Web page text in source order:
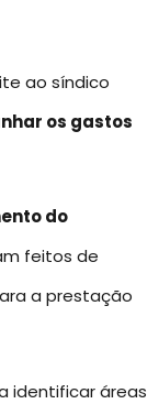
ao síndico
os gastos
do
feitos de
a prestação
identificar áreas